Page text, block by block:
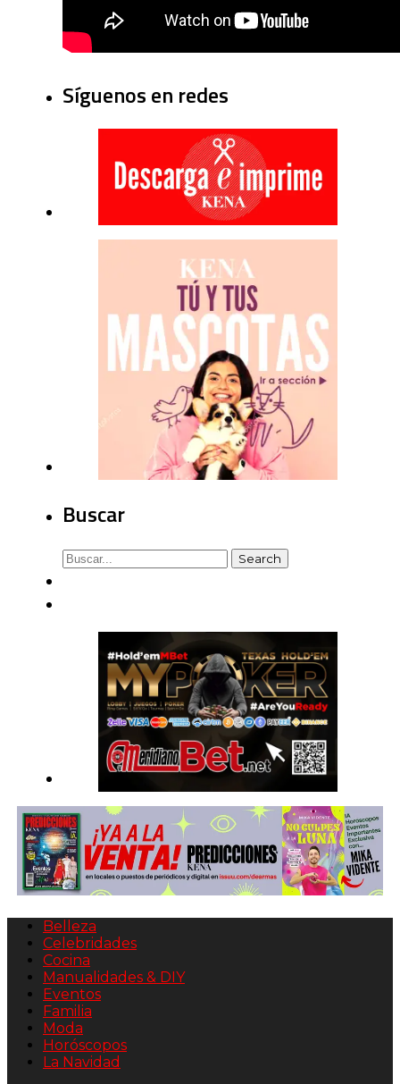
Síguenos en redes
Buscar
Belleza
Celebridades
Cocina
Manualidades & DIY
Eventos
Familia
Moda
Horóscopos
La Navidad